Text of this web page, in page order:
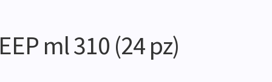
ml 310 (24 pz)